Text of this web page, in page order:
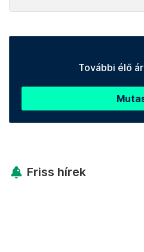
További élő
Friss hírek